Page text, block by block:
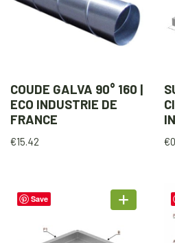
COUDE GALVA 90° 160 |
ECO INDUSTRIE DE
FRANCE
€15.42 €
Save